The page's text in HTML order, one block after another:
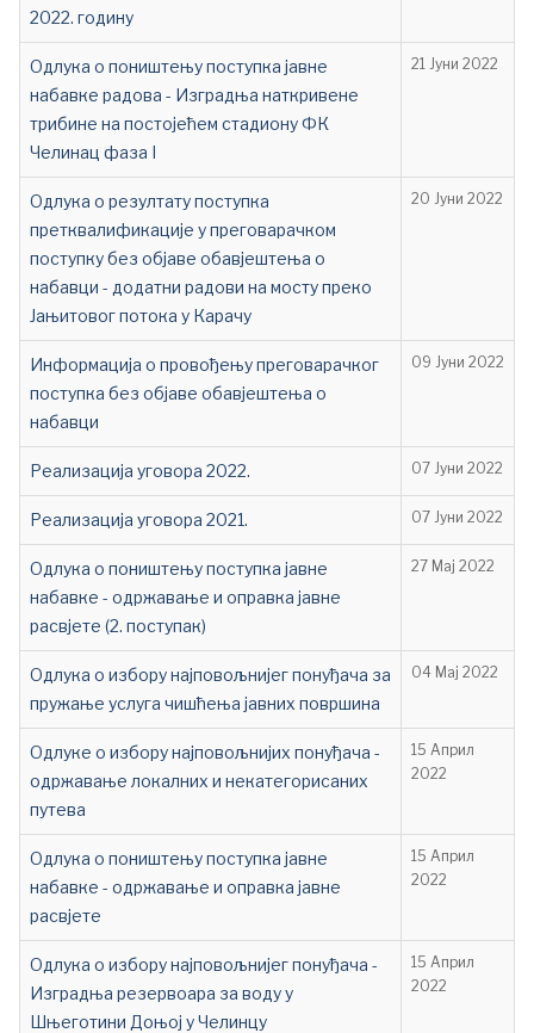
2022. годину
Одлука о поништењу поступка јавне
набавке радова - Изградња наткривене
трибине на постојећем стадиону ФК
Челинац фаза I
21 Јуни 2022
Одлука о резултату поступка
претквалификације у преговарачком
поступку без објаве обавјештења о
набавци - додатни радови на мосту преко
Јањитовог потока у Карачу
20 Јуни 2022
Информација о провођењу преговарачког
поступка без објаве обавјештења о
набавци
09 Јуни 2022
Реализација уговора 2022. 07 Јуни 2022
Реализација уговора 2021. 07 Јуни 2022
Одлука о поништењу поступка јавне
набавке - одржавање и оправка јавне
расвјете (2. поступак)
27 Мај 2022
Одлука о избору најповољнијег понуђача за
пружање услуга чишћења јавних површина
04 Мај 2022
Одлуке о избору најповољнијих понуђача -
одржавање локалних и некатегорисаних
путева
15 Април
2022
Одлука о поништењу поступка јавне
набавке - одржавање и оправка јавне
расвјете
15 Април
2022
Oдлука о избору најповољнијег понуђача -
Изградња резервоара за воду у
Шњеготини Доњој у Челинцу
15 Април
2022